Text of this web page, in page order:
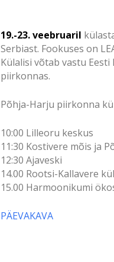
19.-23. veebruaril
Serbiast. Fookuses on
Külalisi võtab vastu
piirkonnas.
Põhja-Harju piirkonna
10:00 Lilleoru keskus
11:30 Kostivere mõis ja
12:30 Ajaveski
14.00 Rootsi-Kallavere
15.00 Harmoonikumi
PÄEVAKAVA